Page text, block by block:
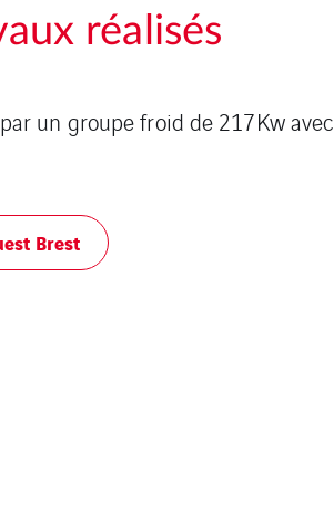
réalisés
un groupe froid de 217Kw avec
Brest